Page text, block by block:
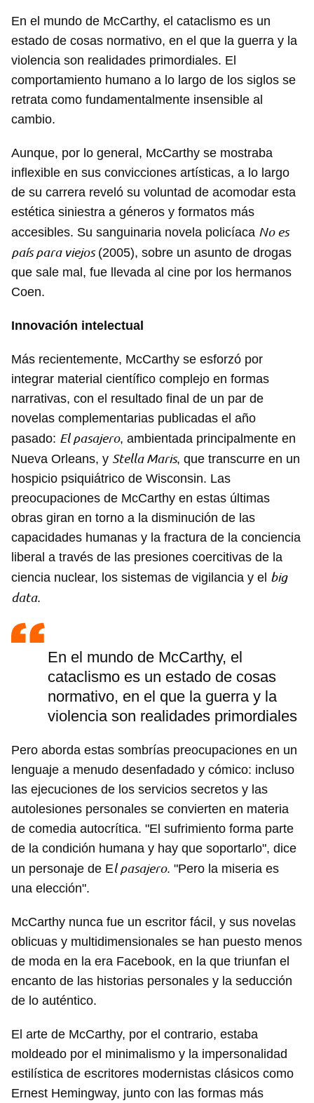
En el mundo de McCarthy, el cataclismo es un
estado de cosas normativo, en el que la guerra y la
violencia son realidades primordiales. El
comportamiento humano a lo largo de los siglos se
retrata como fundamentalmente insensible al
cambio.
Aunque, por lo general, McCarthy se mostraba
inflexible en sus convicciones artísticas, a lo largo
de su carrera reveló su voluntad de acomodar esta
estética siniestra a géneros y formatos más
accesibles. Su sanguinaria novela policíaca No es
país para viejos(2005), sobre un asunto de drogas
que sale mal, fue llevada al cine por los hermanos
Coen.
Innovación intelectual
Más recientemente, McCarthy se esforzó por
integrar material científico complejo en formas
narrativas, con el resultado final de un par de
novelas complementarias publicadas el año
pasado: El pasajero, ambientada principalmente en
Nueva Orleans, y Stella Maris, que transcurre en un
hospicio psiquiátrico de Wisconsin. Las
preocupaciones de McCarthy en estas últimas
obras giran en torno a la disminución de las
capacidades humanas y la fractura de la conciencia
liberal a través de las presiones coercitivas de la
ciencia nuclear, los sistemas de vigilancia y el big
data.
En el mundo de McCarthy, el
cataclismo es un estado de cosas
normativo, en el que la guerra y la
violencia son realidades primordiales
Pero aborda estas sombrías preocupaciones en un
lenguaje a menudo desenfadado y cómico: incluso
las ejecuciones de los servicios secretos y las
autolesiones personales se convierten en materia
de comedia autocrítica. "El sufrimiento forma parte
de la condición humana y hay que soportarlo", dice
un personaje de El pasajero. "Pero la miseria es
una elección".
McCarthy nunca fue un escritor fácil, y sus novelas
oblicuas y multidimensionales se han puesto menos
de moda en la era Facebook, en la que triunfan el
encanto de las historias personales y la seducción
de lo auténtico.
El arte de McCarthy, por el contrario, estaba
moldeado por el minimalismo y la impersonalidad
estilística de escritores modernistas clásicos como
Ernest Hemingway, junto con las formas más